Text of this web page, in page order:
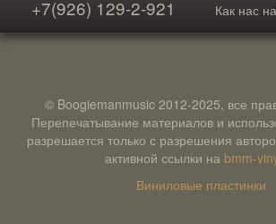
+7(926) 129-2-921 Как нас
© Boogiemanmusic 2012-2025, все
Перепечатывание материалов и
разрешается только с разрешения
активной ссылки на bmm-
Виниловые пластинки